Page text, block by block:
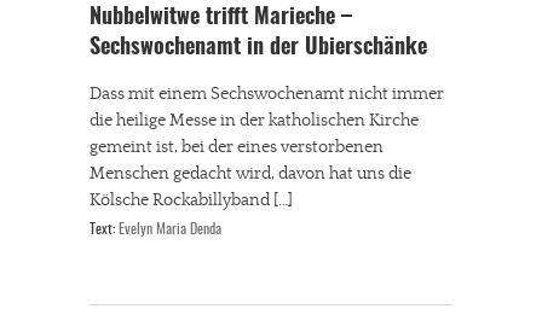
Nubbelwitwe trifft Marieche –
Sechswochenamt in der Ubierschänke
Dass mit einem Sechswochenamt nicht immer
die heilige Messe in der katholischen Kirche
gemeint ist, bei der eines verstorbenen
Menschen gedacht wird, davon hat uns die
Kölsche Rockabillyband […]
Text: Evelyn Maria Denda